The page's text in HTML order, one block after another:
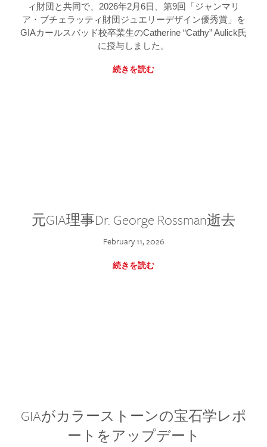
ィ財団と共同で、2026年2月6日、第9回「ジャンマリ
ア・ブチェラッティ財団ジュエリーデザイン優秀賞」を
GIAカールスバッド校卒業生のCatherine “Cathy” Aulick氏
に授与しました。
続きを読む
元GIA理事Dr. George Rossman逝去
February 11, 2026
続きを読む
GIAがカラーストーンの宝石学レポ
ートをアップデート